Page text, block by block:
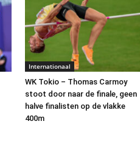
Internationaal
WK Tokio – Thomas Carmoy
stoot door naar de finale, geen
halve finalisten op de vlakke
400m